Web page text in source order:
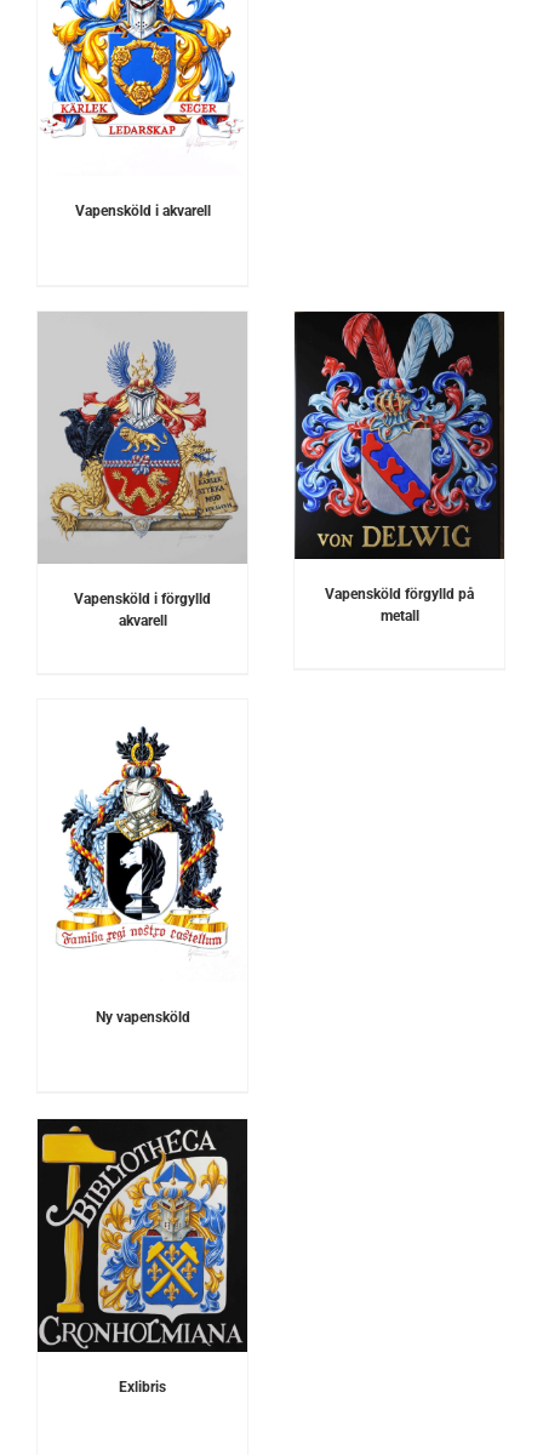
Vapensköld i akvarell
Vapensköld i förgylld
akvarell
DETALJER
Vapensköld förgylld på
metall
Ny vapensköld
Exlibris